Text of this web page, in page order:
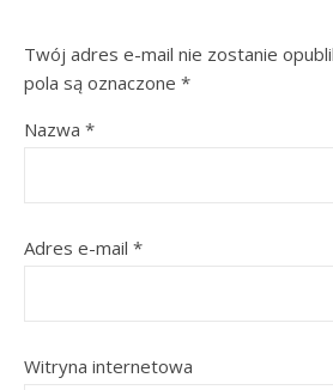
Twój adres e-mail nie zostanie
pola są oznaczone *
Nazwa *
Adres e-mail *
Witryna internetowa